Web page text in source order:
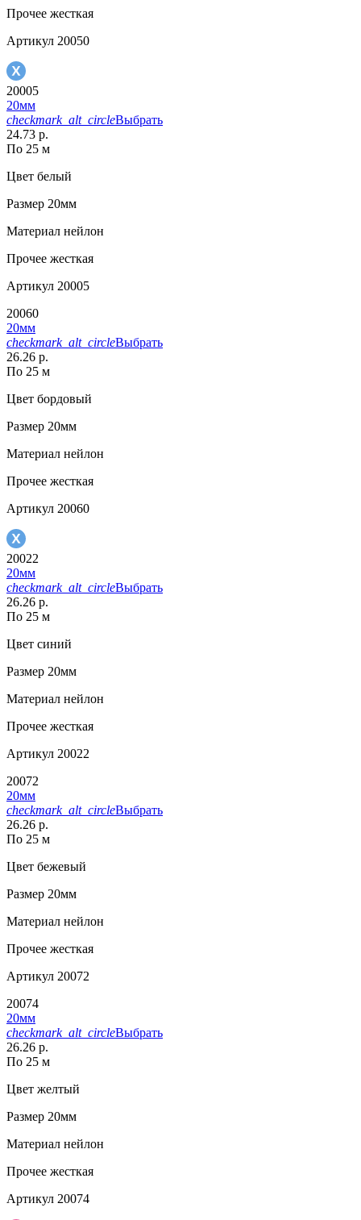
Прочее жесткая
Артикул 20050
20005
20мм
checkmark_alt_circleВыбрать
24.73 р.
По 25 м
Цвет белый
Размер 20мм
Материал нейлон
Прочее жесткая
Артикул 20005
20060
20мм
checkmark_alt_circleВыбрать
26.26 р.
По 25 м
Цвет бордовый
Размер 20мм
Материал нейлон
Прочее жесткая
Артикул 20060
20022
20мм
checkmark_alt_circleВыбрать
26.26 р.
По 25 м
Цвет синий
Размер 20мм
Материал нейлон
Прочее жесткая
Артикул 20022
20072
20мм
checkmark_alt_circleВыбрать
26.26 р.
По 25 м
Цвет бежевый
Размер 20мм
Материал нейлон
Прочее жесткая
Артикул 20072
20074
20мм
checkmark_alt_circleВыбрать
26.26 р.
По 25 м
Цвет желтый
Размер 20мм
Материал нейлон
Прочее жесткая
Артикул 20074